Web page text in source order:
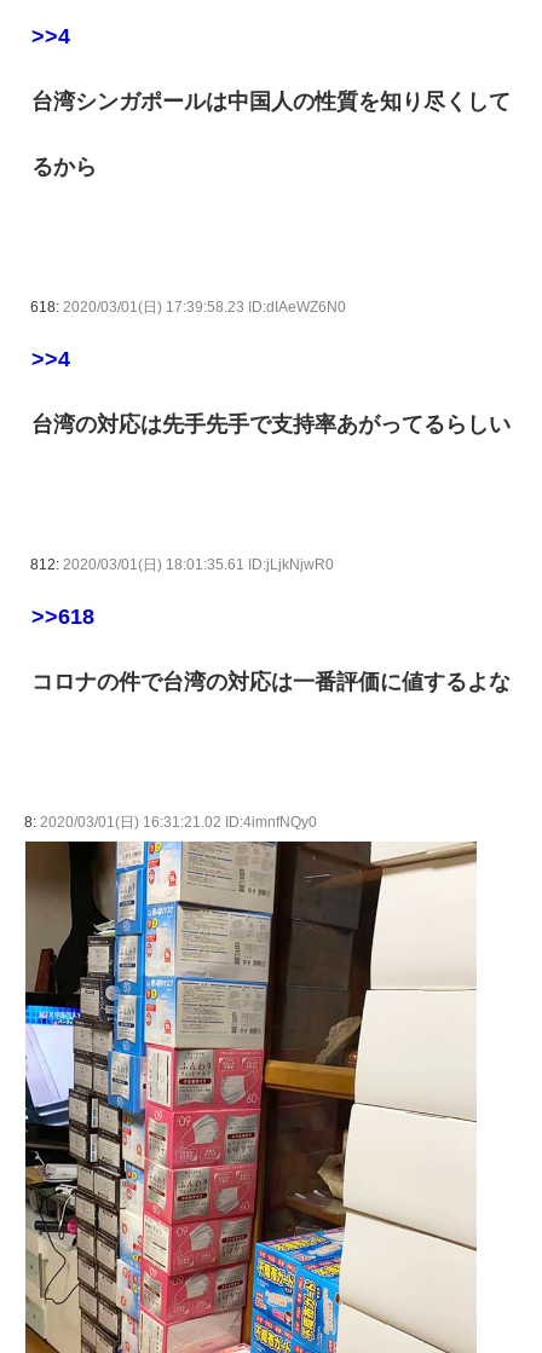
>>4
台湾シンガポールは中国人の性質を知り尽くして
るから
618: 2020/03/01(日) 17:39:58.23 ID:dIAeWZ6N0
>>4
台湾の対応は先手先手で支持率あがってるらしい
812: 2020/03/01(日) 18:01:35.61 ID:jLjkNjwR0
>>618
コロナの件で台湾の対応は一番評価に値するよな
8: 2020/03/01(日) 16:31:21.02 ID:4imnfNQy0